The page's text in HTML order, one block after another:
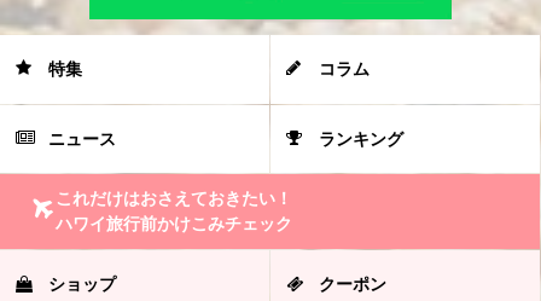
特集 コラム
ニュース ランキング
これだけはおさえておきたい！
ハワイ旅行前かけこみチェック
ショップ クーポン